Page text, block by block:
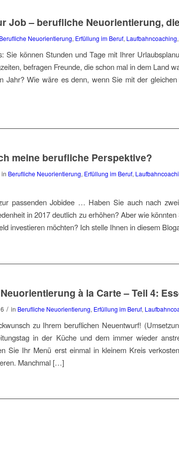
Job – berufliche Neuorientierung,
Berufliche Neuorientierung, Erfüllung im Beruf, Laufbahncoaching,
Sie können Stunden und Tage mit Ihrer
befragen Freunde, die schon mal in dem Land
Jahr? Wie wäre es denn, wenn Sie mit der
meine berufliche Perspektive?
in Berufliche Neuorientierung, Erfüllung im Beruf,
passenden Jobidee … Haben Sie auch nach
in 2017 deutlich zu erhöhen? Aber wie
investieren möchten? Ich stelle Ihnen in diesem
à la Carte – Teil 4:
/ in Berufliche Neuorientierung, Erfüllung im Beruf,
zu Ihrem beruflichen Neuentwurf!
in der Küche und dem immer wieder
Sie Ihr Menü erst einmal in kleinem Kreis
Manchmal […]